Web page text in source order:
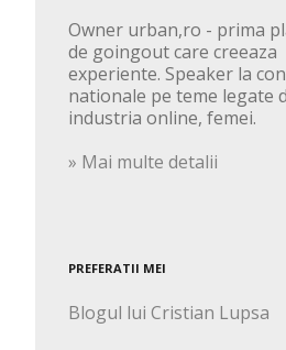
Owner urban,ro - prima
de goingout care creeaza
experiente. Speaker la
nationale pe teme legate
industria online, femei.
» Mai multe detalii
PREFERATII MEI
Blogul lui Cristian Lupsa